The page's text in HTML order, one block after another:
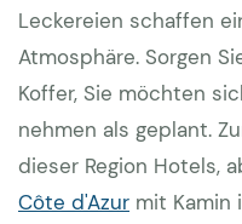
Leckereien schaffen
Atmosphäre. Sorgen
Koffer, Sie möchten
nehmen als geplant.
dieser Region Hotels,
Côte d'Azur mit Kamin